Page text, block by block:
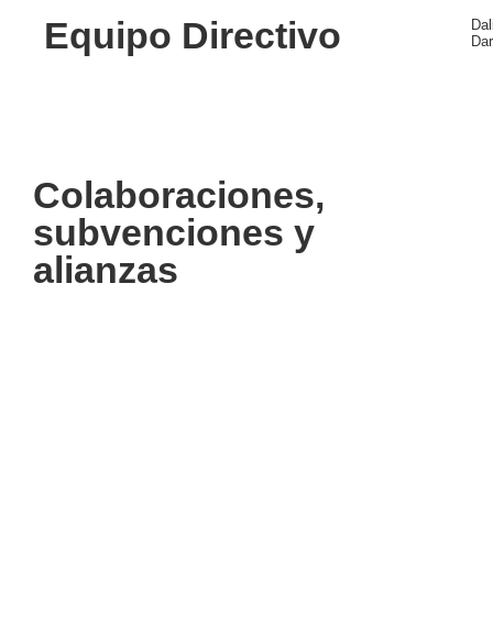
Equipo Directivo
Colaboraciones,
subvenciones y
alianzas